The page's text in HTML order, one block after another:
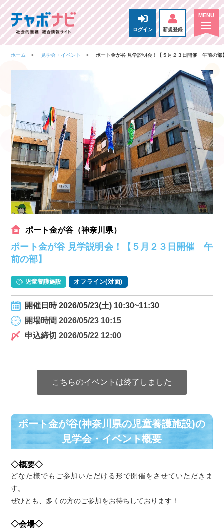
ログイン 新規登録
ホーム 見学会・イベント ポート金が谷 見学説明会！【５月２３日開催 午前の部
ポート金が谷（神奈川県）
ポート金が谷 見学説明会！【５月２３日開催 午
前の部】
児童養護施設 オフライン(対面)
開催日時 2026/05/23(土) 10:30~11:30
開場時間 2026/05/23 10:15
申込締切 2026/05/22 12:00
こちらのイベントは終了しました
ポート金が谷(神奈川県の児童養護施設)の
⾒学会・イベント概要
◇概要◇
どなた様でもご参加いただける形で開催をさせていただきま
す。
ぜひとも、多くの方のご参加をお待ちしております！
◇会場◇